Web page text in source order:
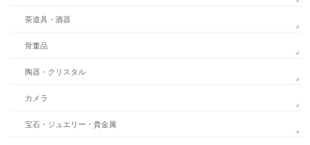
茶道具・酒器
骨董品
陶器・クリスタル
カメラ
宝石・ジュエリー・貴金属